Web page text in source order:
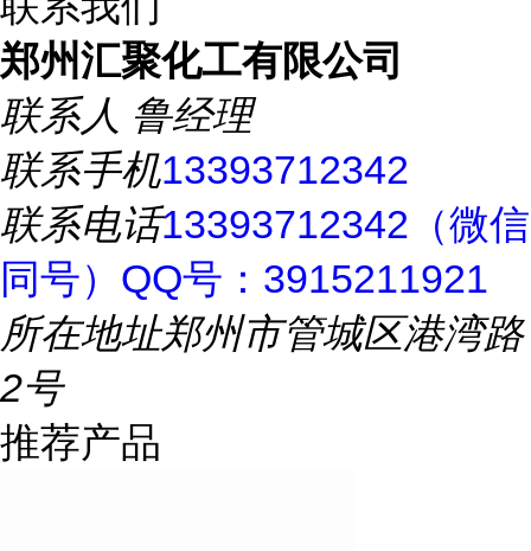
郑州汇聚化工有限公司
联系人 鲁经理
联系手机13393712342
联系电话13393712342（微信
同号）QQ号：3915211921
所在地址郑州市管城区港湾路
2号
推荐产品